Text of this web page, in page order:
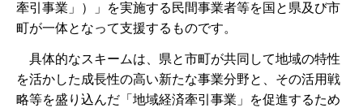
牽引事業」）」を実施する民間事業者等を国と県及び市
町が一体となって支援するものです。
具体的なスキームは、県と市町が共同して地域の特性
を活かした成長性の高い新たな事業分野と、その活用戦
略等を盛り込んだ「地域経済牽引事業」を促進するため